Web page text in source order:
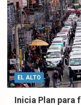
EL ALTO
Inicia Plan para